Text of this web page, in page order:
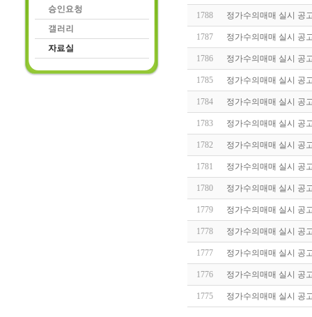
1788 정가수의매매 실시 공
1787 정가수의매매 실시 공
1786 정가수의매매 실시 공
1785 정가수의매매 실시 공
1784 정가수의매매 실시 공
1783 정가수의매매 실시 공
1782 정가수의매매 실시 공
1781 정가수의매매 실시 공
1780 정가수의매매 실시 공
1779 정가수의매매 실시 공
1778 정가수의매매 실시 공
1777 정가수의매매 실시 공
1776 정가수의매매 실시 공
1775 정가수의매매 실시 공